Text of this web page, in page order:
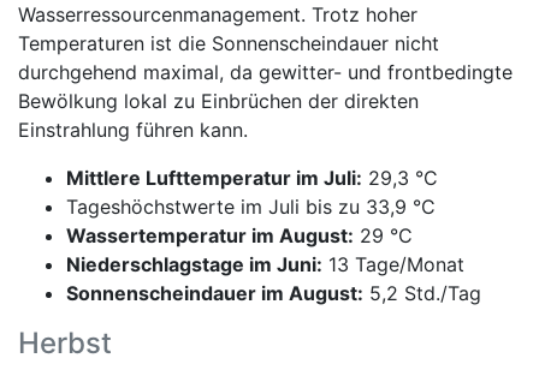
Wasserressourcenmanagement. Trotz hoher
Temperaturen ist die Sonnenscheindauer nicht
durchgehend maximal, da gewitter- und frontbedingte
Bewölkung lokal zu Einbrüchen der direkten
Einstrahlung führen kann.
Mittlere Lufttemperatur im Juli: 29,3 °C
Tageshöchstwerte im Juli bis zu 33,9 °C
Wassertemperatur im August: 29 °C
Niederschlagstage im Juni: 13 Tage/Monat
Sonnenscheindauer im August: 5,2 Std./Tag
Herbst